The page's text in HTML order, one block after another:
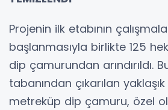
Projenin ilk etabının
başlanmasıyla birlikte 125
dip çamurundan arındırıldı.
tabanından çıkarılan
metreküp dip çamuru, özel